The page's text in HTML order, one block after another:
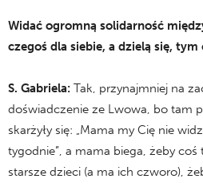
Widać ogromną solidarność
czegoś dla siebie, a dzielą się, tym
S. Gabriela: Tak, przynajmniej na
doświadczenie ze Lwowa, bo tam
skarżyły się: „Mama my Cię nie
tygodnie”, a mama biega, żeby
starsze dzieci (a ma ich czworo),